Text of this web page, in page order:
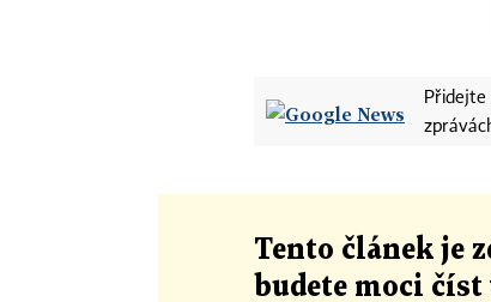
Přidejte
Tento článek je
budete moci